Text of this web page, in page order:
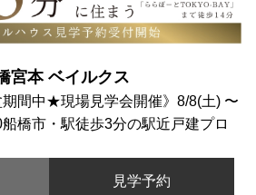
宮本 ベイルクス
間中★現場見学会開催》8/8(土) 〜
橋市・駅徒歩3分の駅近戸建プロ
見学予約